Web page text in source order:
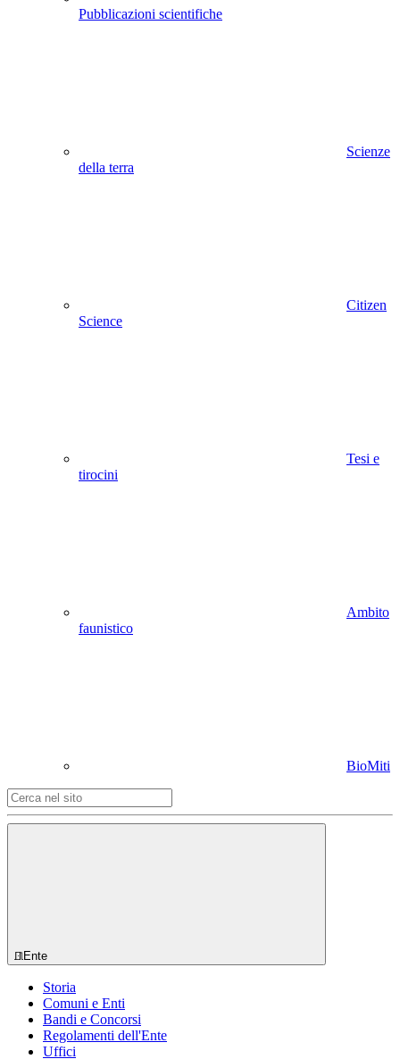
Pubblicazioni scientifiche
Scienze
della terra
Citizen
Science
Tesi e
tirocini
Ambito
faunistico
BioMiti
Ente
Storia
Comuni e Enti
Bandi e Concorsi
Regolamenti dell'Ente
Uffici